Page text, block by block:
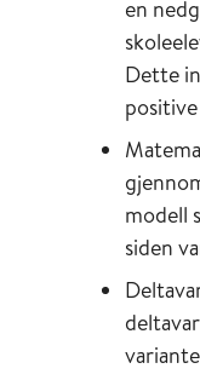
en
Dette
modell
siden